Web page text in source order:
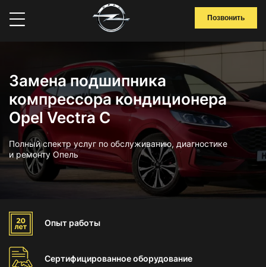
Позвонить
Замена подшипника
компрессора кондиционера
Opel Vectra C
Полный спектр услуг по обслуживанию, диагностике
и ремонту Опель
Опыт работы
Сертифицированноеоборудование